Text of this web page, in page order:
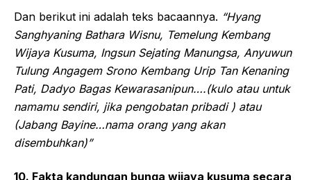
Dan berikut ini adalah teks bacaannya. “Hyang
Sanghyaning Bathara Wisnu, Temelung Kembang
Wijaya Kusuma, Ingsun Sejating Manungsa, Anyuwun
Tulung Angagem Srono Kembang Urip Tan Kenaning
Pati, Dadyo Bagas Kewarasanipun….(kulo atau untuk
namamu sendiri, jika pengobatan pribadi ) atau
(Jabang Bayine…nama orang yang akan
disembuhkan)”
10. Fakta kandungan bunga wijaya kusuma secara